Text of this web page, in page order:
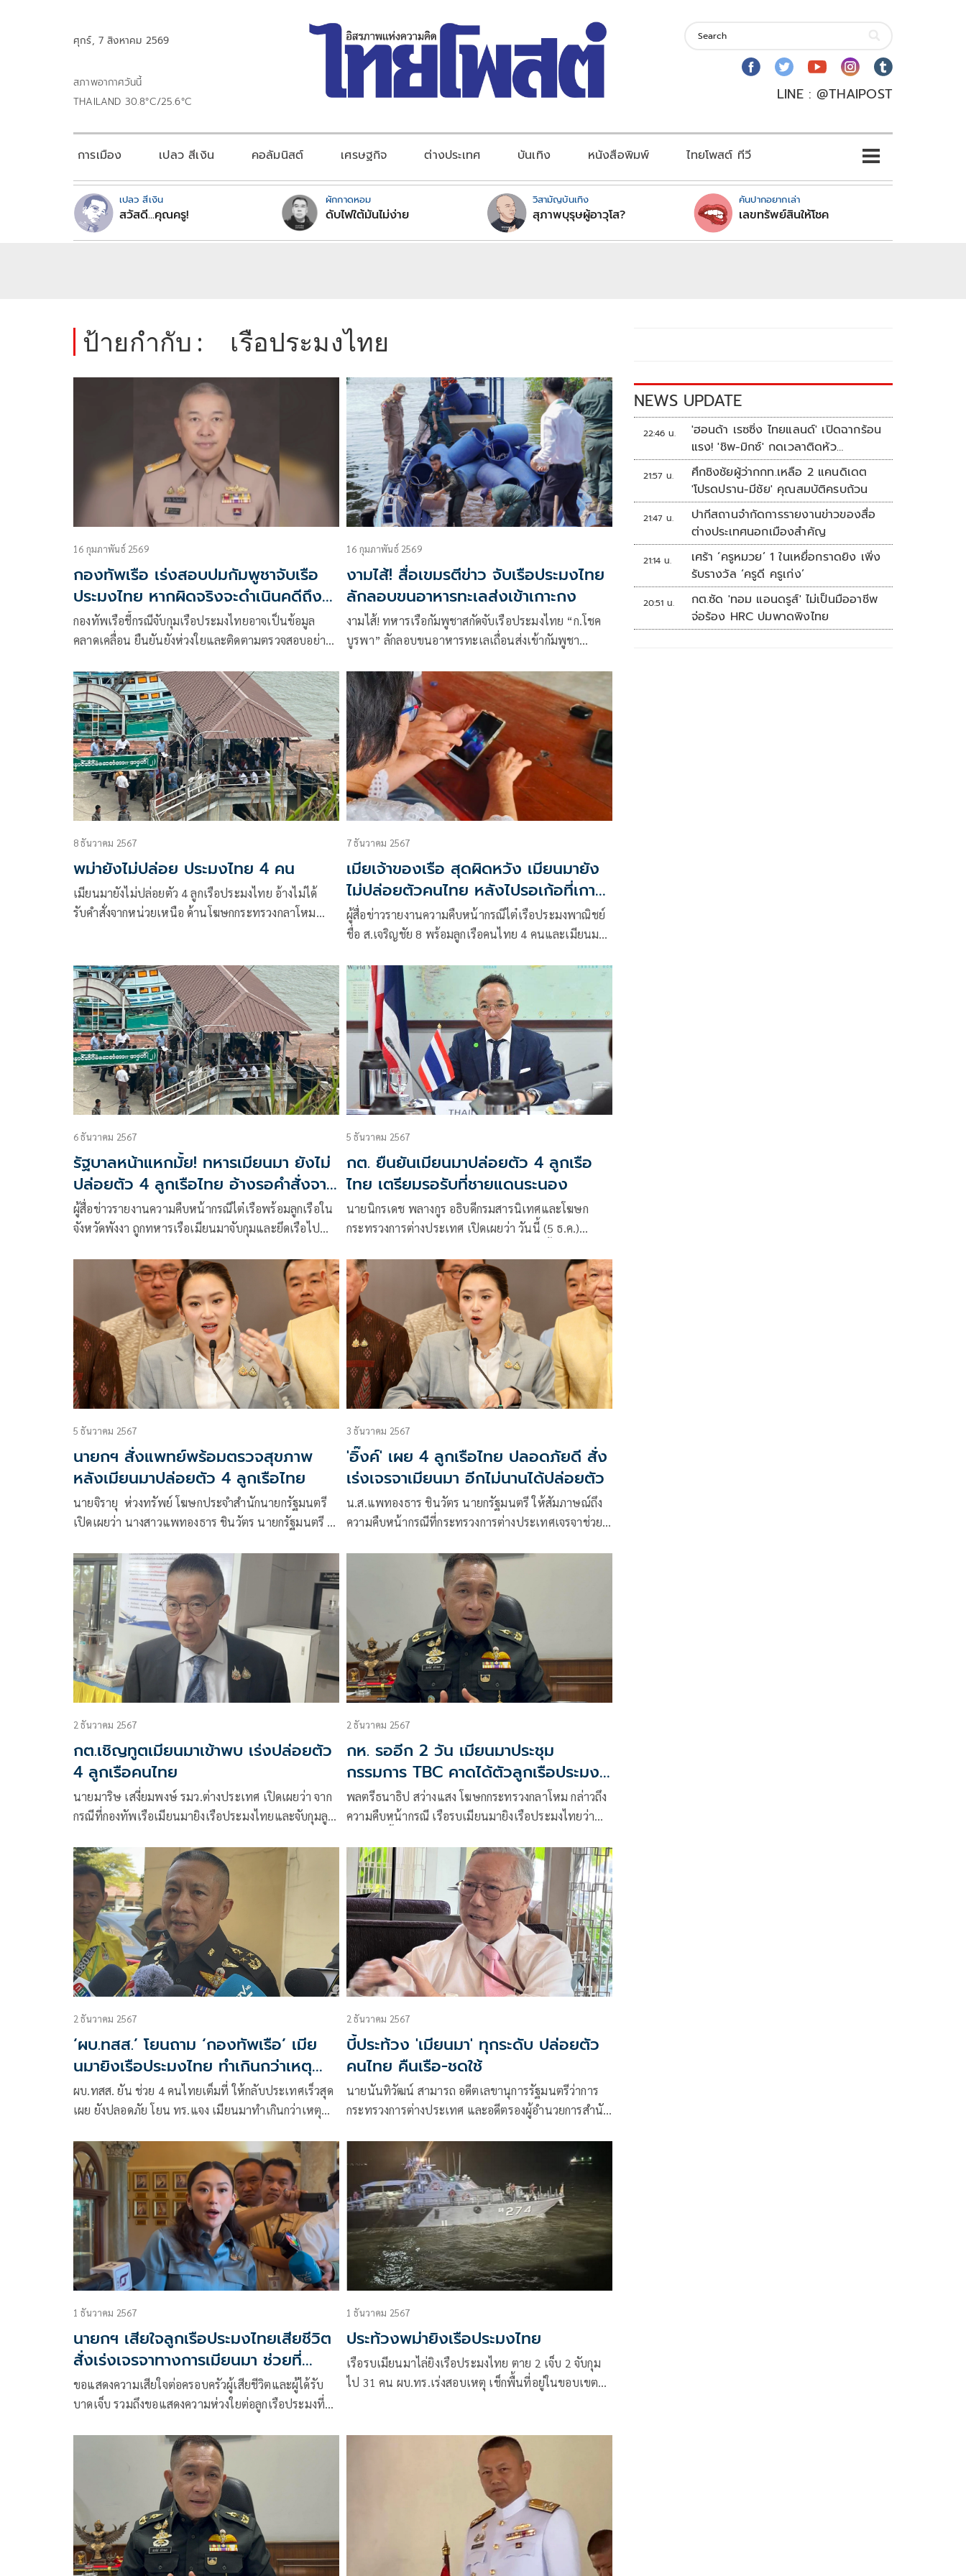
ศุกร์, 7 สิงหาคม 2569
สภาพอากาศวันนี้
THAILAND 30.8°C/25.6°C
LINE : @THAIPOST
การเมือง เปลว สีเงิน คอลัมนิสต์ เศรษฐกิจ ต่างประเทศ บันเทิง หนังสือพิมพ์ ไทยโพสต์ ทีวี
เปลว สีเงิน
สวัสดี...คุณครู!
ผักกาดหอม
ดับไฟใต้มันไม่ง่าย
วิสามัญบันเทิง
สุภาพบุรุษผู้อาวุโส?
คันปากอยากเล่า
เลขทรัพย์สินให้โชค
ป้ายกำกับ : เรือประมงไทย
16 กุมภาพันธ์ 2569
กองทัพเรือ เร่งสอบปมกัมพูชาจับเรือ
ประมงไทย หากผิดจริงจะดำเนินคดีถึงที่
สุด
กองทัพเรือชี้กรณีจับกุมเรือประมงไทยอาจเป็นข้อมูล
คลาดเคลื่อน ยืนยันยังห่วงใยและติดตามตรวจสอบอย่าง
16 กุมภาพันธ์ 2569
งามไส้! สื่อเขมรตีข่าว จับเรือประมงไทย
ลักลอบขนอาหารทะเลส่งเข้าเกาะกง
งามไส้! ทหารเรือกัมพูชาสกัดจับเรือประมงไทย “ก.โชค
บูรพา” ลักลอบขนอาหารทะเลเถื่อนส่งเข้ากัมพูชา
ผู้ว่าฯ เกาะกง ทำพิธีเผาทำลายโชว์สื่อ ส่วนของกลางราคา
แพง “ปูนิ่ม-ปลาเก๋า” หายลึกลับก่อนเจ้าหน้าที่เข้าตรวจ
คาดคัดแยกไปแล้ว ส่วนที่เผามีจำนวนเล็กน้อย
8 ธันวาคม 2567
พม่ายังไม่ปล่อย ประมงไทย 4 คน
เมียนมายังไม่ปล่อยตัว 4 ลูกเรือประมงไทย อ้างไม่ได้
รับคำสั่งจากหน่วยเหนือ ด้านโฆษกกระทรวงกลาโหม
7 ธันวาคม 2567
เมียเจ้าของเรือ สุดผิดหวัง เมียนมายัง
ไม่ปล่อยตัวคนไทย หลังไปรอเก้อที่เกาะ
สอง
ผู้สื่อข่าวรายงานความคืบหน้ากรณีไต๋เรือประมงพาณิชย์
ชื่อ ส.เจริญชัย 8 พร้อมลูกเรือคนไทย 4 คนและเมียนมา
6 ธันวาคม 2567
รัฐบาลหน้าแหกมั้ย! ทหารเมียนมา ยังไม่
ปล่อยตัว 4 ลูกเรือไทย อ้างรอคำสั่งจาก
ส่วนกลาง
ผู้สื่อข่าวรายงานความคืบหน้ากรณีไต๋เรือพร้อมลูกเรือใน
จังหวัดพังงา ถูกทหารเรือเมียนมาจับกุมและยึดเรือไป
พาณิชย์ชื่อ ส.เจริญชัย 8 พร้อมไต๋เรือและลูกเรือคนไทย
4 คนและเมียนมา 27 คน
5 ธันวาคม 2567
กต. ยืนยันเมียนมาปล่อยตัว 4 ลูกเรือ
ไทย เตรียมรอรับที่ชายแดนระนอง
นายนิกรเดช พลางกูร อธิบดีกรมสารนิเทศและโฆษก
กระทรวงการต่างประเทศ เปิดเผยว่า วันนี้ (5 ธ.ค.)
โดยเมื่อช่วงเย็นที่ผ่านมาได้นำลูกเรือ 4 คน มาส่งยังจุด
ตรวจคนเข้าเมืองที่เกาะสอง
5 ธันวาคม 2567
นายกฯ สั่งแพทย์พร้อมตรวจสุขภาพ
หลังเมียนมาปล่อยตัว 4 ลูกเรือไทย
นายจิรายุ ห่วงทรัพย์ โฆษกประจำสำนักนายกรัฐมนตรี
เปิดเผยว่า นางสาวแพทองธาร ชินวัตร นายกรัฐมนตรี ได้
3 ธันวาคม 2567
'อิ๊งค์' เผย 4 ลูกเรือไทย ปลอดภัยดี สั่ง
เร่งเจรจาเมียนมา อีกไม่นานได้ปล่อยตัว
น.ส.แพทองธาร ชินวัตร นายกรัฐมนตรี ให้สัมภาษณ์ถึง
ความคืบหน้ากรณีที่กระทรวงการต่างประเทศเจรจาช่วย
2 ธันวาคม 2567
กต.เชิญทูตเมียนมาเข้าพบ เร่งปล่อยตัว
4 ลูกเรือคนไทย
นายมาริษ เสงี่ยมพงษ์ รมว.ต่างประเทศ เปิดเผยว่า จาก
กรณีที่กองทัพเรือเมียนมายิงเรือประมงไทยและจับกุมลูก
ถูกจับกุมด้วยนั้น ในวันนี้ (2 ธ.ค.) อธิบดีกรมเอเชียตะวัน
ออกได้เชิญเอกอัครราชทูตสาธารณรัฐแห่งสหภาพเมีย
นมาประจำประเทศไทยมาเข้าพบ
2 ธันวาคม 2567
กห. รออีก 2 วัน เมียนมาประชุม
กรรมการ TBC คาดได้ตัวลูกเรือประมง
ชาวไทยกลับบ้าน
พลตรีธนาธิป สว่างแสง โฆษกกระทรวงกลาโหม กล่าวถึง
ความคืบหน้ากรณี เรือรบเมียนมายิงเรือประมงไทยว่า
ว่าเมียนมาว่าทำเกินกว่าเหตุหรือไม่และการขอให้ดูแล
คนไทยเป็นอย่างดี
2 ธันวาคม 2567
‘ผบ.ทสส.’ โยนถาม ‘กองทัพเรือ’ เมีย
นมายิงเรือประมงไทย ทำเกินกว่าเหตุ
หรือไม่
ผบ.ทสส. ยัน ช่วย 4 คนไทยเต็มที่ ให้กลับประเทศเร็วสุด
เผย ยังปลอดภัย โยน ทร.แจง เมียนมาทำเกินกว่าเหตุ
2 ธันวาคม 2567
บี้ประท้วง 'เมียนมา' ทุกระดับ ปล่อยตัว
คนไทย คืนเรือ-ชดใช้
นายนันทิวัฒน์ สามารถ อดีตเลขานุการรัฐมนตรีว่าการ
กระทรวงการต่างประเทศ และอดีตรองผู้อำนวยการสำนัก
โพสต์ข้อความผ่านเฟซบุ๊กว่า
1 ธันวาคม 2567
นายกฯ เสียใจลูกเรือประมงไทยเสียชีวิต
สั่งเร่งเจรจาทางการเมียนมา ช่วยที่
เหลือกลับโดยเร็ว
ขอแสดงความเสียใจต่อครอบครัวผู้เสียชีวิตและผู้ได้รับ
บาดเจ็บ รวมถึงขอแสดงความห่วงใยต่อลูกเรือประมงที่
1 ธันวาคม 2567
ประท้วงพม่ายิงเรือประมงไทย
เรือรบเมียนมาไล่ยิงเรือประมงไทย ตาย 2 เจ็บ 2 จับกุม
ไป 31 คน ผบ.ทร.เร่งสอบเหตุ เช็กพื้นที่อยู่ในขอบเขต
NEWS UPDATE
22:46 น.
'ฮอนด้า เรซซิ่ง ไทยแลนด์' เปิดฉากร้อน
แรง! 'ชิพ-มิกซ์' กดเวลาติดหัว
แถว ARRC สนาม 4 ที่มัลดาลิกา
21:57 น.
ศึกชิงชัยผู้ว่ากกท.เหลือ 2 แคนดิเดต
'โปรดปราน-มีชัย' คุณสมบัติครบถ้วน
21:47 น.
ปากีสถานจำกัดการรายงานข่าวของสื่อ
ต่างประเทศนอกเมืองสำคัญ
21:14 น.
เศร้า ‘ครูหมวย’ 1 ในเหยื่อกราดยิง เพิ่ง
รับรางวัล ‘ครูดี ครูเก่ง’
20:51 น.
กต.ซัด 'ทอม แอนดรูส์' ไม่เป็นมืออาชีพ
จ่อร้อง HRC ปมพาดพิงไทย